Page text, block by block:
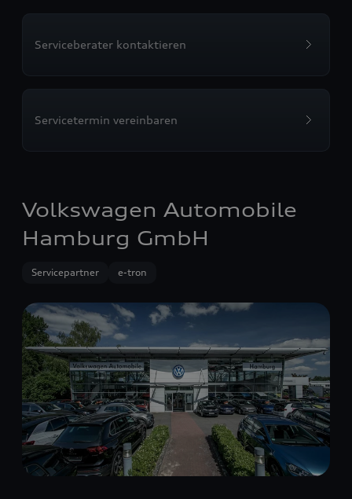
Serviceberater kontaktieren
Servicetermin vereinbaren
Volkswagen Automobile
Hamburg GmbH
Servicepartner e-tron